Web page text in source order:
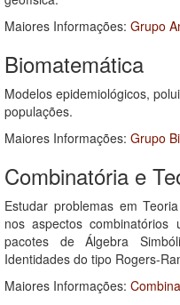
Maiores Informações: Grupo
Biomatemática
Modelos epidemiológicos,
populações.
Maiores Informações: Grupo
Combinatória e
Estudar problemas em
nos aspectos combinatórios
pacotes de Álgebra
Identidades do tipo Rogers-
Maiores Informações: